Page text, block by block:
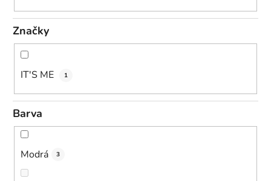
Značky
IT'S ME 1
Barva
Modrá 3